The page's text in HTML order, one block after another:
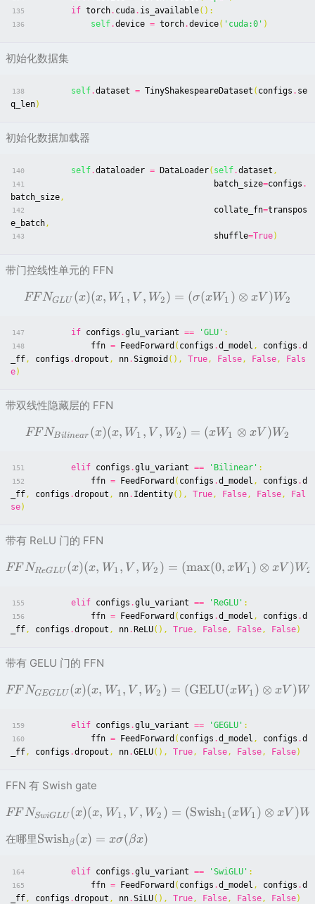
135 if torch. cuda. is_available():
136 self.device = torch.device( 'cuda:0' )
初始化数据集
138 self.dataset = TinyShakespeareDataset ( configs . se
q_len)
初始化数据加载器
140 self.dataloader = DataLoader( self.dataset ,
141 batch_size=configs .
batch_size,
142 collate_fn=transpos
e_batch,
143 shuffle=True)
带门控线性单元的 FFN
FF NGLU (x)(x, W1 , V , W2 ) = (σ(xW1 ) ⊗ xV )W2
147 if configs .glu_variant == 'GLU' :
148 ffn = FeedForward ( configs .d_model , configs .d
_ff, configs .dropout , nn.Sigmoid (), True, False, False,
Fals
e)
带双线性隐藏层的 FFN
FF NBilinear (x)(x, W1 , V , W2 ) = (xW1 ⊗ xV )W2
151 elif configs .glu_variant == 'Bilinear' :
152 ffn = FeedForward ( configs .d_model , configs .d
_ff, configs .dropout , nn. Identity(), True, False, False,
Fal
se)
带有 ReLU 门的 FFN
FF NReGLU (x)(x, W1 , V , W2 ) = (max(0, xW1 ) ⊗ xV )W2
155 elif configs .glu_variant == 'ReGLU' :
156 ffn = FeedForward ( configs .d_model , configs .d
_ff, configs .dropout , nn. ReLU(), True, False, False, False)
带有 GELU 门的 FFN
FF NGEGLU (x)(x, W1 , V , W2 ) = (GELU(xW1 ) ⊗ xV )W
159 elif configs .glu_variant == 'GEGLU' :
160 ffn = FeedForward ( configs .d_model , configs .d
_ff, configs .dropout , nn.GELU(), True, False, False, False)
FFN 有 Swish gate
FF NSwiGLU (x)(x, W1 , V , W2 ) = (Swish1 (xW1 ) ⊗ xV )W
在哪里Swishβ (x) = xσ(βx)
164 elif configs .glu_variant == 'SwiGLU' :
165 ffn = FeedForward ( configs .d_model , configs .d
_ff, configs .dropout , nn.SiLU(), True, False, False, False)